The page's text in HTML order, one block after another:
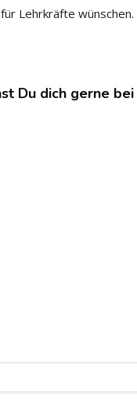
Lehrkräfte wünschen.
Du dich gerne